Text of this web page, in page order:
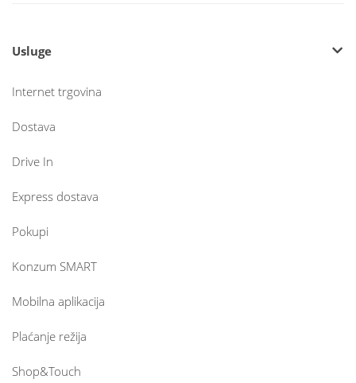
Usluge
Internet trgovina
Dostava
Drive In
Express dostava
Pokupi
Konzum SMART
Mobilna aplikacija
Plaćanje režija
Shop&Touch